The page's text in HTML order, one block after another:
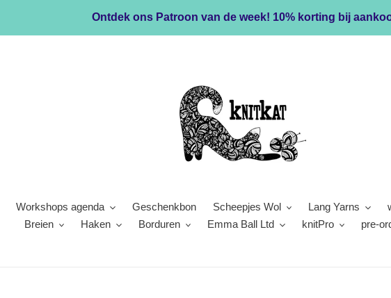
Ontdek ons Patroon van de week! 10% korting bij
Workshops agenda Geschenkbon Scheepjes Wol Lang Yarns
Breien
Haken Borduren Emma Ball Ltd knitPro pre-